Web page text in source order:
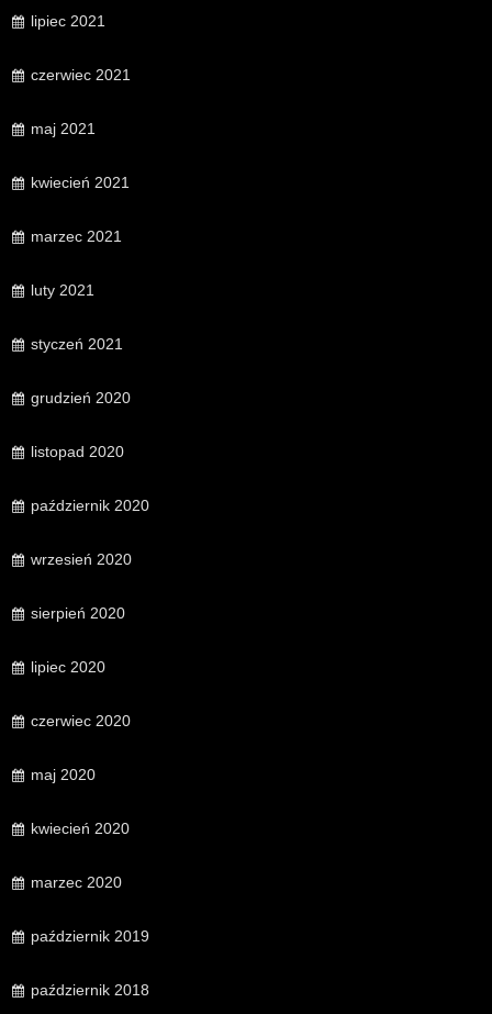
lipiec 2021
czerwiec 2021
maj 2021
kwiecień 2021
marzec 2021
luty 2021
styczeń 2021
grudzień 2020
listopad 2020
październik 2020
wrzesień 2020
sierpień 2020
lipiec 2020
czerwiec 2020
maj 2020
kwiecień 2020
marzec 2020
październik 2019
październik 2018